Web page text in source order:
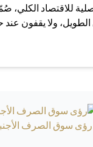
للاقتصاد
ولا يقفون عند
رؤى سوق الصرف